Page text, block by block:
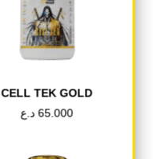
Share on Facebook
CELL TEK GOLD
65.000 د.ع